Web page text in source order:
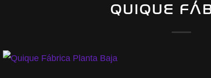
QUIQUE